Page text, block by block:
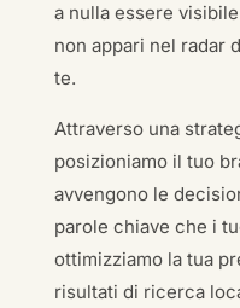
a nulla essere
non appari nel radar
te.
Attraverso una
posizioniamo il tuo
avvengono le
parole chiave che i
ottimizziamo la tua
risultati di ricerca